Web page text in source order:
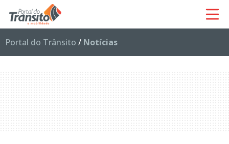
Portal do Trânsito / Notícias